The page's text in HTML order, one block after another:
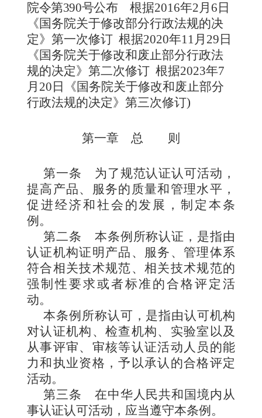
院令第390号公布根据2016年2月6日
《国务院关于修改部分行政法规的决
定》第一次修订 根据2020年11月29 日
《国务院关于修改和废止部分行政法
规的决定》第二次修订 根据2023年7
月20日《国务院关于修改和废止部分
行政法规的决定》第三次修订)
第一章 总 则
第一条 为了规范认证认可活动，
提高产品、服务的质量和管理水平，
促进经济和社会的发展，制定本条
例。
第二条 本条例所称认证，是指由
认证机构证明产品、服务、管理体系
符合相关技术规范、相关技术规范的
强制性要求或者标准的合格评定活
动。
本条例所称认可，是指由认可机构
对认证机构、检查机构、实验室以及
从事评审、审核等认证活动人员的能
力和执业资格，予以承认的合格评定
活动。
第三条 在中华人民共和国境内从
事认证认可活动，应当遵守本条例。